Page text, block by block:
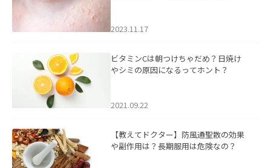
2023.11.17
ビタミンCは朝つけちゃだめ？日焼け
やシミの原因になるってホント？
2021.09.22
【教えてドクター】防風通聖散の効果
や副作用は？長期服用は危険なの？